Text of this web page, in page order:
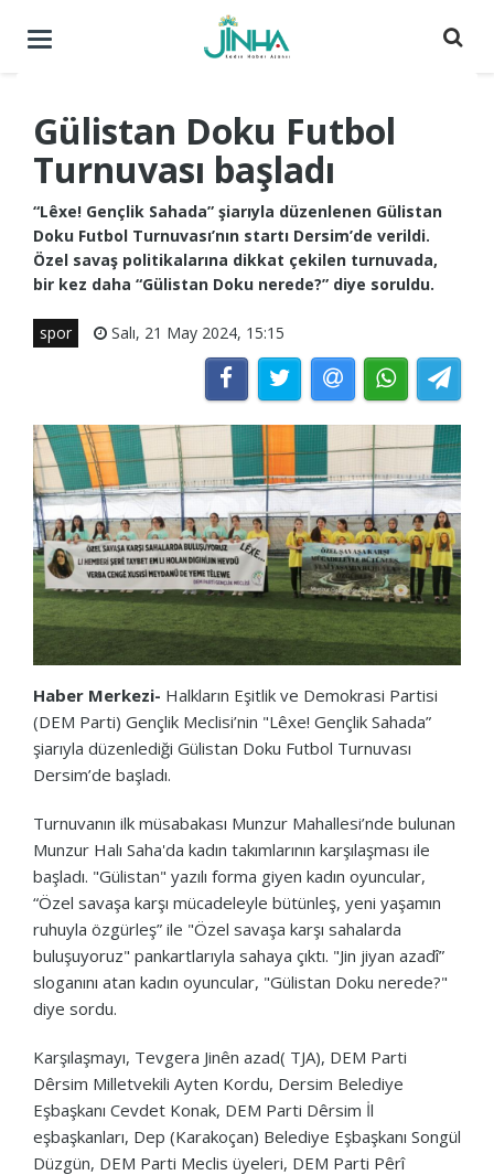
Menüyü
Gülistan Doku Futbol
Turnuvası başladı
“Lêxe! Gençlik Sahada” şiarıyla düzenlenen Gülistan
Doku Futbol Turnuvası’nın startı Dersim’de verildi.
Özel savaş politikalarına dikkat çekilen turnuvada,
bir kez daha “Gülistan Doku nerede?” diye soruldu.
spor Salı, 21 May 2024, 15:15
Haber Merkezi- Halkların Eşitlik ve Demokrasi Partisi
(DEM Parti) Gençlik Meclisi’nin "Lêxe! Gençlik Sahada”
şiarıyla düzenlediği Gülistan Doku Futbol Turnuvası
Dersim’de başladı.
Turnuvanın ilk müsabakası Munzur Mahallesi’nde bulunan
Munzur Halı Saha'da kadın takımlarının karşılaşması ile
başladı. "Gülistan" yazılı forma giyen kadın oyuncular,
“Özel savaşa karşı mücadeleyle bütünleş, yeni yaşamın
ruhuyla özgürleş” ile "Özel savaşa karşı sahalarda
buluşuyoruz" pankartlarıyla sahaya çıktı. "Jin jiyan azadî”
sloganını atan kadın oyuncular, "Gülistan Doku nerede?"
diye sordu.
Karşılaşmayı, Tevgera Jinên azad( TJA), DEM Parti
Dêrsim Milletvekili Ayten Kordu, Dersim Belediye
Eşbaşkanı Cevdet Konak, DEM Parti Dêrsim İl
eşbaşkanları, Dep (Karakoçan) Belediye Eşbaşkanı Songül
Düzgün, DEM Parti Meclis üyeleri, DEM Parti Pêrî